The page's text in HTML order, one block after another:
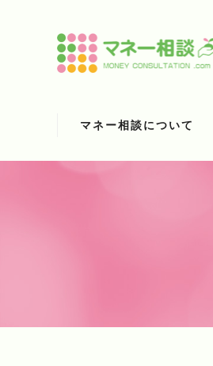
マネー相談について